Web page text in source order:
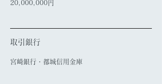
20,000,000円
取引銀行
宮崎銀行・都城信用金庫